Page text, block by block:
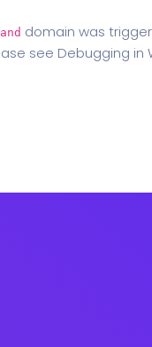
domain was
see Debugging in